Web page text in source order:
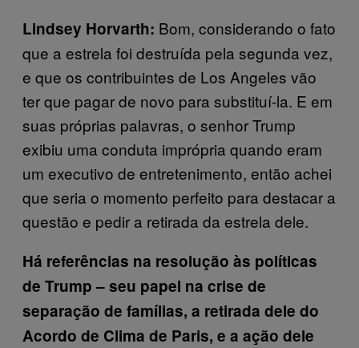
Lindsey Horvarth: Bom, considerando o fato
que a estrela foi destruída pela segunda vez,
e que os contribuintes de Los Angeles vão
ter que pagar de novo para substituí-la. E em
suas próprias palavras, o senhor Trump
exibiu uma conduta imprópria quando eram
um executivo de entretenimento, então achei
que seria o momento perfeito para destacar a
questão e pedir a retirada da estrela dele.
Há referências na resolução às políticas
de Trump – seu papel na crise de
separação de famílias, a retirada dele do
Acordo de Clima de Paris, e a ação dele